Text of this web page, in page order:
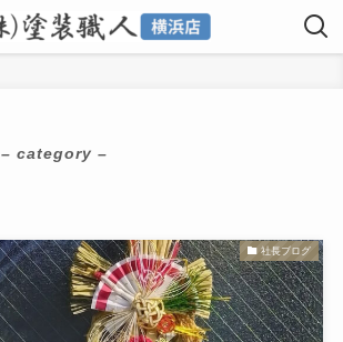
– category –
社長ブログ